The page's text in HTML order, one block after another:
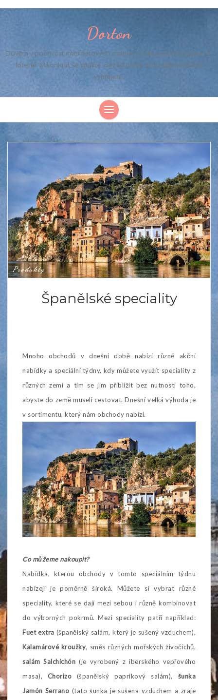
Dorton
Důvěra v poctivost internetových stránek je jako učiněná sázka do
loterie. Milionkrát se spálíte, než to právě s tou naší konečně
vyhrajete.
Produkty
Španělské speciality
Mnoho obchodů v dnešní době nabízí různé akční
nabídky a speciální týdny, kdy můžete využít speciality z
různých zemí a tím se jim přiblížit bez nutnosti toho,
abyste do země museli cestovat. Dnešní velká výhoda je
v sortimentu, který nám obchody nabízí.
Co můžeme nakoupit?
Nabídka, kterou obchody v tomto speciálním týdnu
nabízejí je poměrně široká. Můžete si vybrat různé
speciality, které se dají mezi sebou i různě kombinovat
do výborných pokrmů. Mezi speciality patří například:
Fuet extra (španělský salám, který je sušený vzduchem),
Kalamárové kroužky, směs různých mořských živočichů,
salám Salchichón (je vyrobený z iberského vepřového
masa), Chorizo (španělský paprikový salám), šunka
Jamón Serrano (tato šunka je sušena vzduchem a zraje